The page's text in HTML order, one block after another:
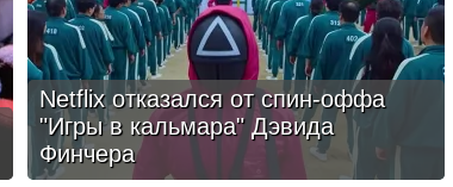
Netflix отказался от спин-оффа
"Игры в кальмара" Дэвида
Финчера